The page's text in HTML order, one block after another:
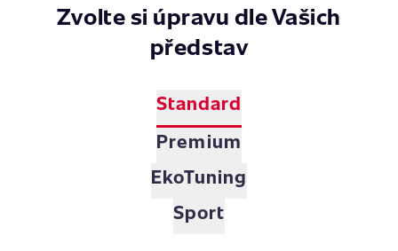
Zvolte si úpravu dle Vašich
představ
Standard
Premium
EkoTuning
Sport